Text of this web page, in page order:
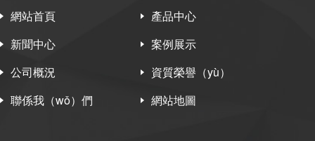
網站首頁
產品中心
新聞中心
案例展示
公司概況
資質榮譽（yù）
聯係我（wǒ）們
網站地圖